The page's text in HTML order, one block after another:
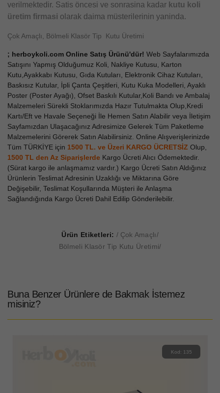
verilmektedir. Satis öncesi ve sonrasina kadar kutu koli
üretim firmasi olarak daima müsterilerinin yaninda.
Çok Amaçlı, Bölmeli Klasör Tip Kutu Üretimi
; herboykoli.com Online Satış Ürünü'dür! Web Sayfalarımızda
Satışını Yapmış Olduğumuz Koli, Nakliye Kutusu, Karton
Kutu,Ayakkabı Kutusu, Gıda Kutuları, Elektronik Cihaz Kutuları,
Baskısız Kutular, İpli Çanta Çeşitleri, Kutu Kuka Modelleri, Ayaklı
Poster (Poster Ayağı), Ofset Baskılı Kutular,Koli Bandı ve Ambalaj
Malzemeleri Sürekli Stoklarımızda Hazır Tutulmakta Olup,Kredi
Kartı/Eft ve Havale Seçeneği İle Hemen Satın Alabilir veya İletişim
Sayfamızdan Ulaşacağınız Adresimize Gelerek Tüm Paketleme
Malzemelerini Görerek Satın Alabilirsiniz. Online Alışverişlerinizde
Tüm TÜRKİYE için 1500 TL. ve Üzeri KARGO ÜCRETSİZ Olup,
1500 TL den Az Siparişlerde Kargo Ücreti Alıcı Ödemektedir.
(Sürat kargo ile anlaşmamız vardır.) Kargo Ücreti Satın Aldığınız
Ürünlerin Teslimat Adresinin Uzaklığı ve Miktarına Göre
Değişebilir, Teslimat Koşullarında Müşteri ile Anlaşma
Sağlandığında Kargo Ücreti Dahil Edilip Gönderilebilir.
Ürün Etiketleri:
Çok Amaçlı
Bölmeli Klasör Tip Kutu Üretimi
Buna Benzer Ürünlere de Bakmak İstemez
misiniz?
Kod: 135